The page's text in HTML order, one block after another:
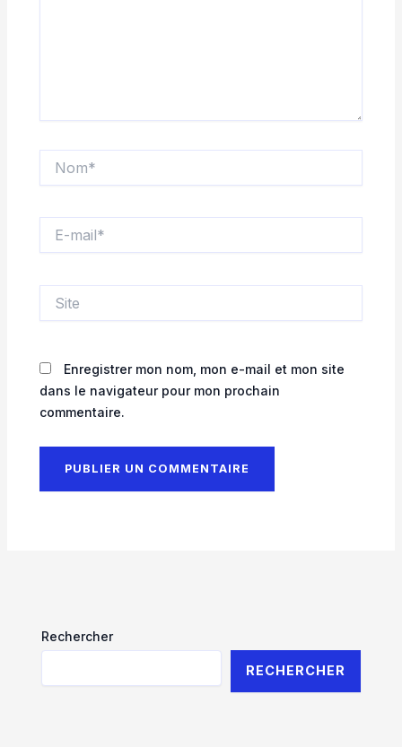
mail*
Enregistrer mon nom, mon e-mail et mon site
dans le navigateur pour mon prochain
commentaire.
Rechercher
RECHERCHER